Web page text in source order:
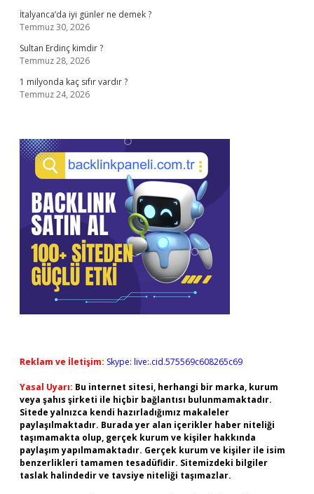
İtalyanca’da iyi günler ne demek ?
Temmuz 30, 2026
Sultan Erdinç kimdir ?
Temmuz 28, 2026
1 milyonda kaç sıfır vardır ?
Temmuz 24, 2026
Reklam ve İletişim: Skype: live:.cid.575569c608265c69
Yasal Uyarı: Bu internet sitesi, herhangi bir marka, kurum
veya şahıs şirketi ile hiçbir bağlantısı bulunmamaktadır.
Sitede yalnızca kendi hazırladığımız makaleler
paylaşılmaktadır. Burada yer alan içerikler haber niteliği
taşımamakta olup, gerçek kurum ve kişiler hakkında
paylaşım yapılmamaktadır. Gerçek kurum ve kişiler ile isim
benzerlikleri tamamen tesadüfidir. Sitemizdeki bilgiler
taslak halindedir ve tavsiye niteliği taşımazlar.